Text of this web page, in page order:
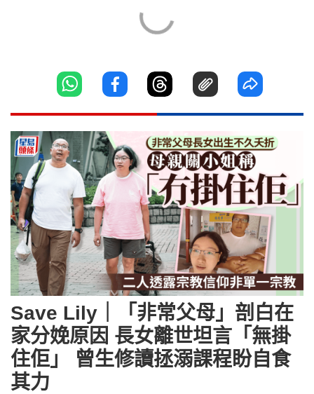
Save Lily｜「非常父母」剖白在
家分娩原因 長女離世坦言「無掛
住佢」 曾生修讀拯溺課程盼自食
其力